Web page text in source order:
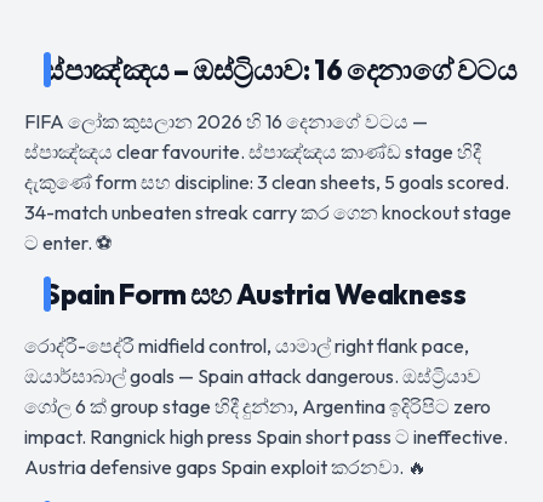
ස්පාඤ්ඤය – ඔස්ට්‍රියාව: 16 දෙනාගේ වටය
FIFA ලෝක කුසලාන 2026 හි 16 දෙනාගේ වටය —
ස්පාඤ්ඤය clear favourite. ස්පාඤ්ඤය කාණ්ඩ stage හිදී
දැකුණේ form සහ discipline: 3 clean sheets, 5 goals scored.
34-match unbeaten streak carry කර ගෙන knockout stage
ට enter. ⚽
Spain Form සහ Austria Weakness
රොද්රී-පෙද්රී midfield control, යාමාල් right flank pace,
ඔයාර්සාබාල් goals — Spain attack dangerous. ඔස්ට්‍රියාව
ගෝල 6 ක් group stage හිදී දුන්නා, Argentina ඉදිරිපිට zero
impact. Rangnick high press Spain short pass ට ineffective.
Austria defensive gaps Spain exploit කරනවා. 🔥